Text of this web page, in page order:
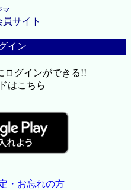
マ
サイト
イン
ログインができる!!
はこちら
・お忘れの方